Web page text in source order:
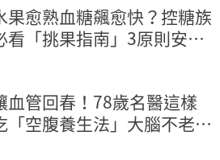
果愈熟血糖飆愈快？控糖族
看「挑果指南」3原則安心
血管回春！78歲名醫這樣
「空腹養生法」大腦不老又